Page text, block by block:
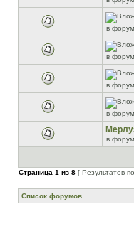
в
в
в
в
в
Страница 1 из 8 [ Результатов
Список форумов